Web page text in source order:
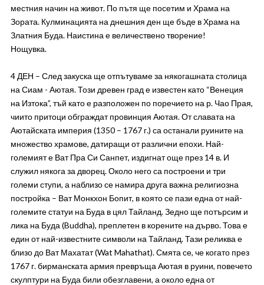
местния начин на живот. По пътя ще посетим и Храма на
Зората. Кулминацията на днешния ден ще бъде в Храма на
Златния Буда. Наистина е величествено творение!
Нощувка.
4 ДЕН – След закуска ще отпътуваме за някогашната столица
на Сиам - Аютая. Този древен град е известен като “Венеция
на Изтока”, тъй като е разположен по поречието на р. Чао Прая,
чиито притоци обграждат провинция Аютая. От славата на
Аютайската империя (1350 – 1767 г.) са останали руините на
множество храмове, датиращи от различни епохи. Най-
големият е Ват Пра Си Санпет, издигнат още през 14 в. И
служил някога за дворец. Около него са построени и три
големи ступи, а наблизо се намира друга важна религиозна
постройка – Ват Монкхон Бопит, в която се пази една от най-
големите статуи на Буда в цял Тайланд. Зедно ще потърсим и
лика на Буда (Buddha), преплетен в корените на дърво. Това е
един от най-известните символи на Тайланд. Тази реликва е
близо до Ват Махатат (Wat Mahathat). Смята се, че когато през
1767 г. бирманската армия превръща Аютая в руини, повечето
скулптури на Буда били обезглавени, а около една от